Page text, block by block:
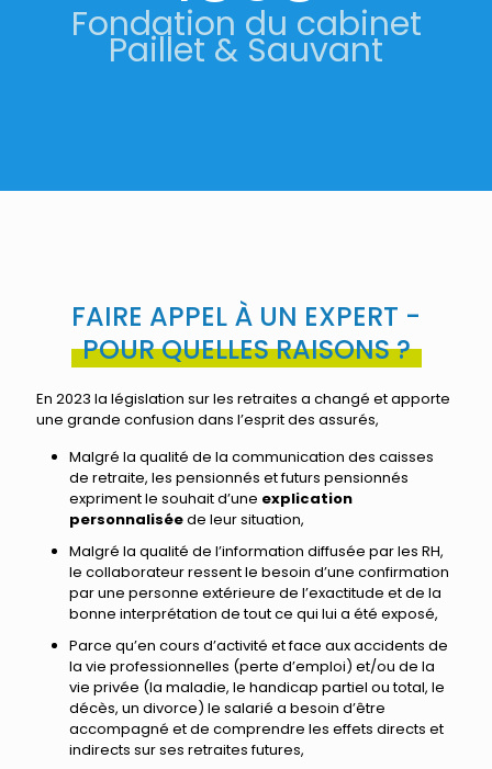
Fondation du cabinet
Paillet & Sauvant
FAIRE APPEL À UN EXPERT -
POUR QUELLES RAISONS ?
En 2023 la législation sur les retraites a changé et apporte
une grande confusion dans l’esprit des assurés,
Malgré la qualité de la communication des caisses
de retraite, les pensionnés et futurs pensionnés
expriment le souhait d’une explication
personnaliséede leur situation,
Malgré la qualité de l’information diffusée par les RH,
le collaborateur ressent le besoin d’une confirmation
par une personne extérieure de l’exactitude et de la
bonne interprétation de tout ce qui lui a été exposé,
Parce qu’en cours d’activité et face aux accidents de
la vie professionnelles (perte d’emploi) et/ou de la
vie privée (la maladie, le handicap partiel ou total, le
décès, un divorce) le salarié a besoin d’être
accompagné et de comprendre les effets directs et
indirects sur ses retraites futures,